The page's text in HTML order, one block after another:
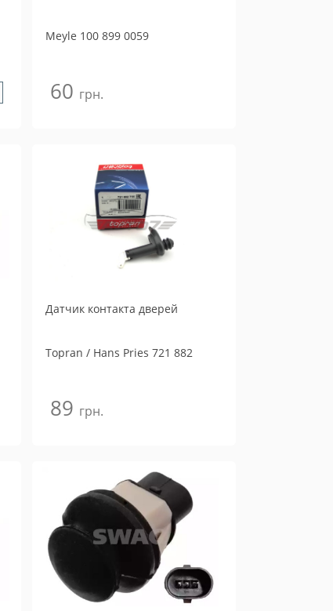
Meyle 100 899 0059
60 грн.
Датчик контакта дверей
Topran / Hans Pries 721 882
89 грн.